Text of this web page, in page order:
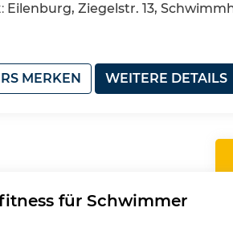
Eilenburg, Ziegelstr. 13,
MERKEN WEITERE DETAILS
für Schwimmer